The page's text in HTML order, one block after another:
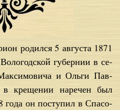
ро­дил­ся 5 ав­гу­ста 1871
гу­бер­нии в се­
и Оль­ги Пав­
кре­ще­нии на­ре­чен был
го­да он по­сту­пил в Спа­со-